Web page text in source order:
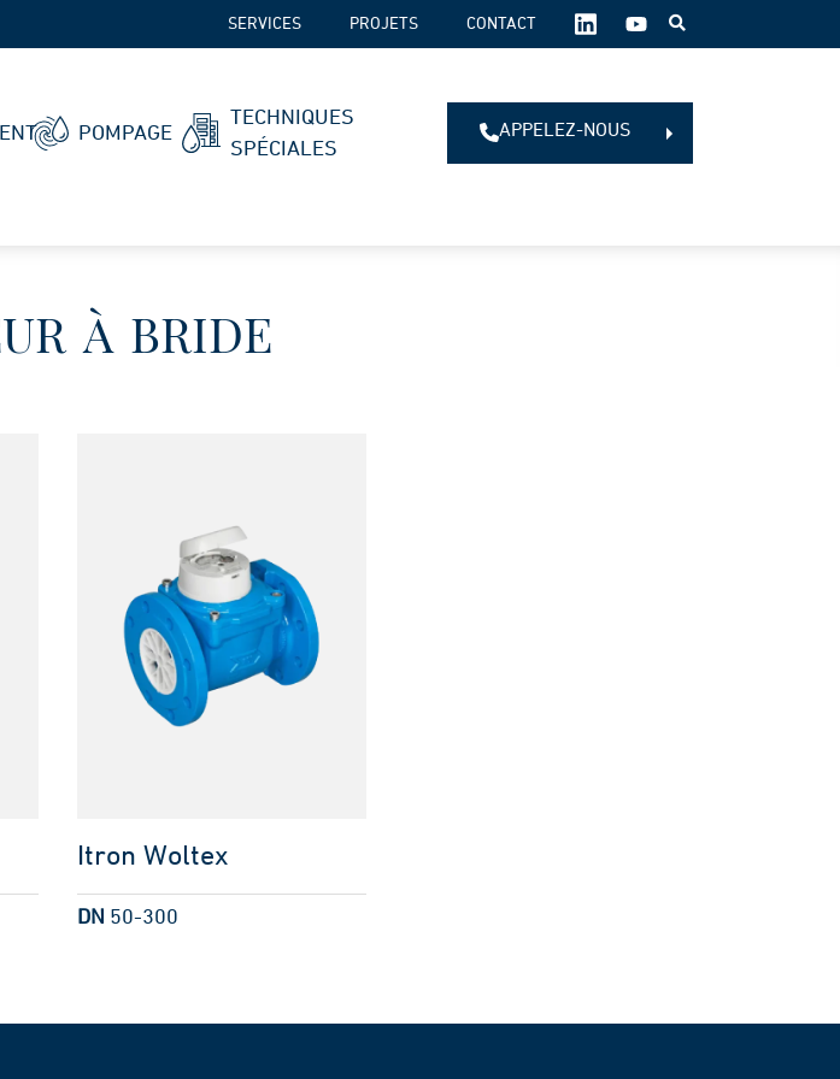
POMPAGE
TECHNIQUES
SPÉCIALES
SERVICES PROJETS CONTACT
SUIVEZ-
NOUS
APPELEZ-NOUS
à bride
Itron Woltex
DN 50-300